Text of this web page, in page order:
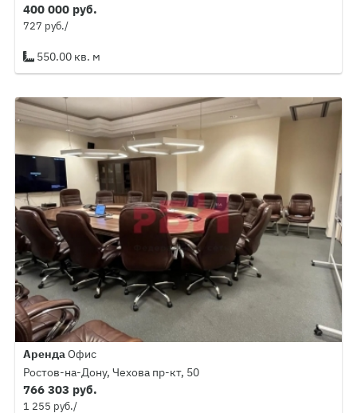
400 000 руб.
727 руб./
550.00 кв. м
АрендаОфис
Ростов-на-Дону, Чехова пр-кт, 50
766 303 руб.
1 255 руб./